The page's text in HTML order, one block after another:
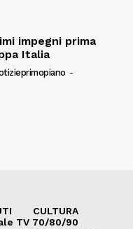
impegni prima
Italia
-
CULTURA
TV 70/80/90